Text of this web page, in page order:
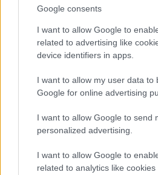
Google consents
I want to allow Google to
related to advertising like
device identifiers in apps.
I want to allow my user data to
Google for online advertising
I want to allow Google to send
personalized advertising.
I want to allow Google to
related to analytics like
Sajnos nagyon finom, így
mondanivalómat azzal az
keretek közt szabadon
miszerint a vajkaramella
órákat a gyomorban és éveket
kívánok!